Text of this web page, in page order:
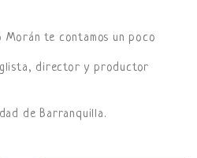
te contamos un poco
director y productor
de Barranquilla.